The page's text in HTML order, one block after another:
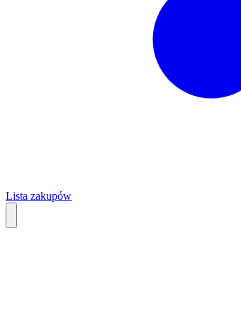
Lista zakupów